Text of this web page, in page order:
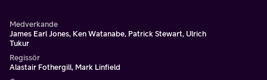
Medverkande
James Earl Jones, Ken Watanabe, Patrick Stewart, Ulrich
Tukur
Regissör
Alastair Fothergill, Mark Linfield